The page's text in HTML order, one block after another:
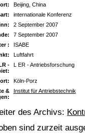
Beijing, China
internationale Konferenz
2 September 2007
7 September 2007
:
ISABE
Luftfahrt
-
L ER - Antriebsforschung
Köln-Porz
&
Institut für Antriebstechnik
des Archivs:
sind zurzeit